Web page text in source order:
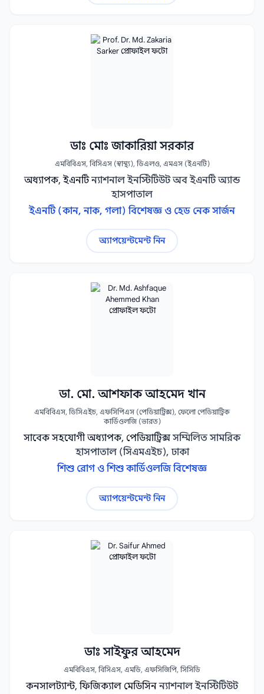
ডাঃ মোঃ জাকারিয়া সরকার
এমবিবিএস, বিসিএস (স্বাস্থ্য), ডিএলও, এমএস (ইএনটি)
অধ্যাপক, ইএনটি ন্যাশনাল ইনস্টিটিউট অব ইএনটি অ্যান্ড
হাসপাতাল
ইএনটি (কান, নাক, গলা) বিশেষজ্ঞ ও হেড নেক সার্জন
অ্যাপয়েন্টমেন্ট নিন
ডা. মো. আশফাক আহমেদ খান
এমবিবিএস, ডিসিএইচ, এফসিপিএস (পেডিয়াট্রিক্স), ফেলো পেডিয়াট্রিক
কার্ডিওলজি (ভারত)
সাবেক সহযোগী অধ্যাপক, পেডিয়াট্রিক্স সম্মিলিত সামরিক
হাসপাতাল (সিএমএইচ), ঢাকা
শিশু রোগ ও শিশু কার্ডিওলজি বিশেষজ্ঞ
অ্যাপয়েন্টমেন্ট নিন
ডাঃ সাইফুর আহমেদ
এমবিবিএস, বিসিএস, এমডি, এফসিজিপি, সিসিডি
কনসালট্যান্ট, ফিজিক্যাল মেডিসিন ন্যাশনাল ইনস্টিটিউট